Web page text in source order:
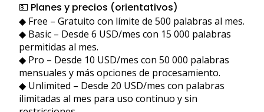
💵 Planes y precios (orientativos)
◆ Free – Gratuito con límite de 500 palabras al mes.
◆ Basic – Desde 6 USD/mes con 15 000 palabras
permitidas al mes.
◆ Pro – Desde 10 USD/mes con 50 000 palabras
mensuales y más opciones de procesamiento.
◆ Unlimited – Desde 20 USD/mes con palabras
ilimitadas al mes para uso continuo y sin